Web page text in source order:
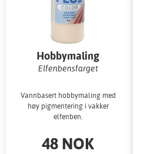
Hobbymaling
Elfenbensfarget
Vannbasert hobbymaling med
høy pigmentering i vakker
elfenben.
48 NOK